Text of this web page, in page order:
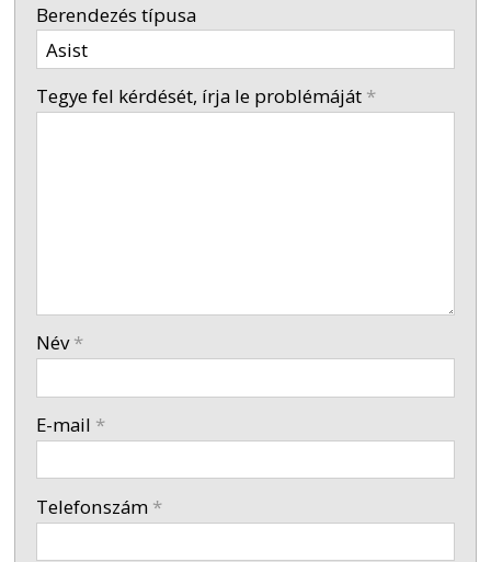
-
Berendezés típusa
Tegye fel kérdését, írja le problémáját *
Név*
E-mail *
Telefonszám *